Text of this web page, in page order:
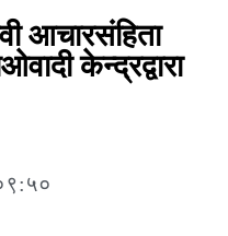
जुम्ला सुचना सन्देश
आचारसंहिता
केन्द्रद्वारा